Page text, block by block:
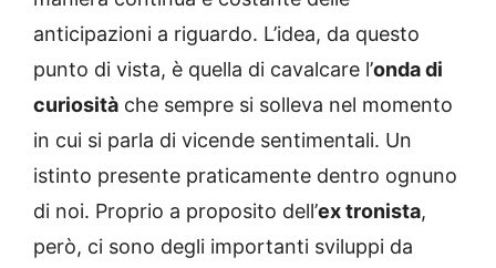
anticipazioni a riguardo. L’idea, da questo
punto di vista, è quella di cavalcare l’onda di
curiosità che sempre si solleva nel momento
in cui si parla di vicende sentimentali. Un
istinto presente praticamente dentro ognuno
di noi. Proprio a proposito dell’ex tronista,
però, ci sono degli importanti sviluppi da